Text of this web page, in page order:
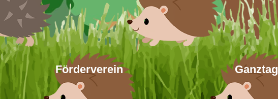
Förderverein Ganztag